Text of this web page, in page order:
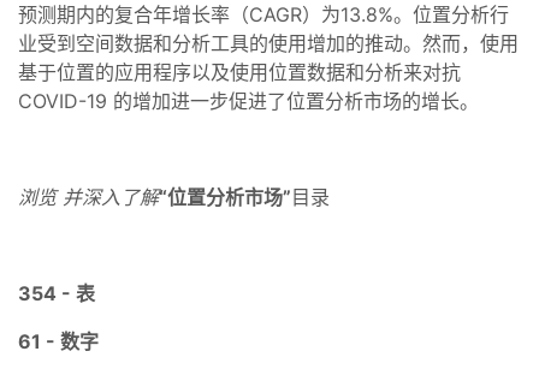
预测期内的复合年增长率（CAGR）为13.8%。位置分析行
业受到空间数据和分析工具的使用增加的推动。然而，使用
基于位置的应用程序以及使用位置数据和分析来对抗
COVID-19 的增加进一步促进了位置分析市场的增长。
浏览 并深入了解“位置分析市场”目录
354 - 表
61 - 数字